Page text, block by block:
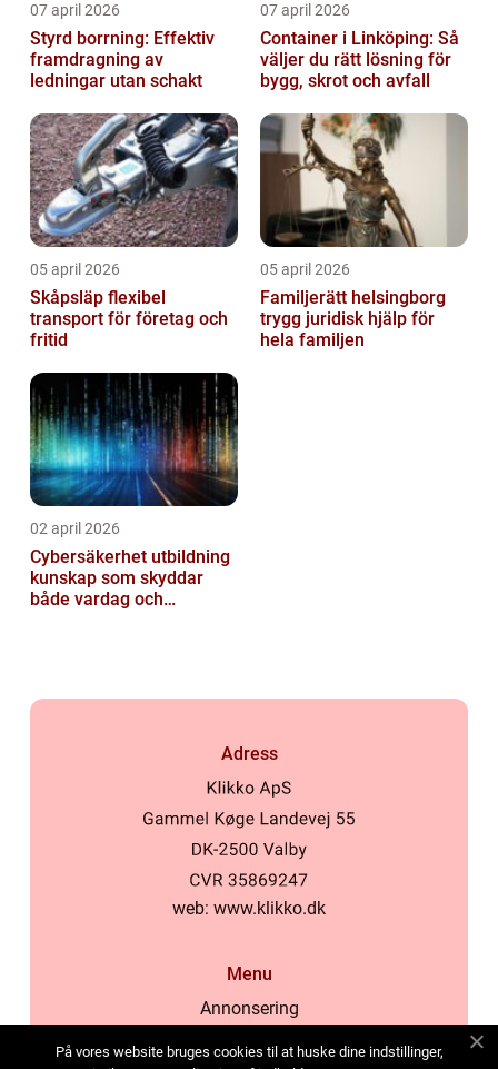
07 april 2026
Styrd borrning: Effektiv
framdragning av
ledningar utan schakt
07 april 2026
Container i Linköping: Så
väljer du rätt lösning för
bygg, skrot och avfall
05 april 2026
Skåpsläp flexibel
transport för företag och
fritid
05 april 2026
Familjerätt helsingborg
trygg juridisk hjälp för
hela familjen
02 april 2026
Cybersäkerhet utbildning
kunskap som skyddar
både vardag och
Adress
web: www.klikko.dk
Menu
Annonsering
På vores website bruges cookies til at huske dine indstillinger,